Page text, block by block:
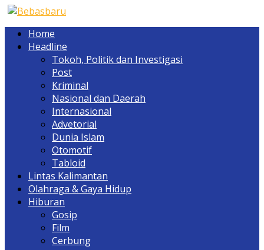
Home
Headline
Tokoh, Politik dan Investigasi
Post
Kriminal
Nasional dan Daerah
Internasional
Advetorial
Dunia Islam
Otomotif
Tabloid
Lintas Kalimantan
Olahraga & Gaya Hidup
Hiburan
Gosip
Film
Cerbung